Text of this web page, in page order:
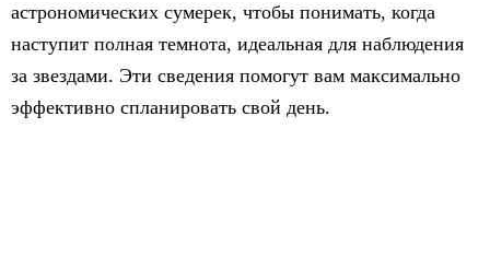
астрономических сумерек, чтобы понимать, когда
наступит полная темнота, идеальная для наблюдения
за звездами. Эти сведения помогут вам максимально
эффективно спланировать свой день.